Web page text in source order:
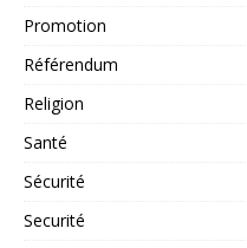
Promotion
Référendum
Religion
Santé
Sécurité
Securité